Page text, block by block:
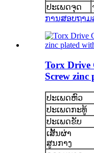
ປະເພດຈຸດ
ການສອບຖາມ
Torx Drive
Screw zinc
ປະເພດຫົວ
ປະເພດກະທູ້
ປະເພດຂັບ
ເສັ້ນຜ່າ
ສູນກາງ